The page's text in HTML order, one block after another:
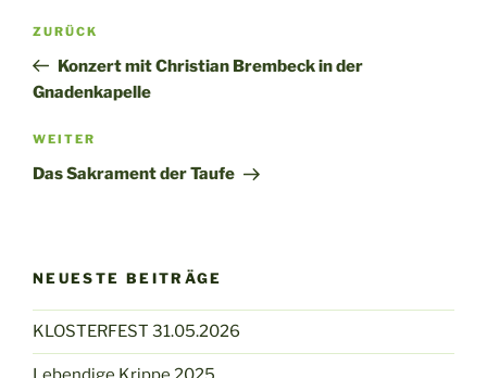
Beitragsnavigation
Vorheriger
Beitrag
ZURÜCK
Konzert mit Christian Brembeck in der
Gnadenkapelle
Nächster
Beitrag
WEITER
Das Sakrament der Taufe
NEUESTE BEITRÄGE
KLOSTERFEST 31.05.2026